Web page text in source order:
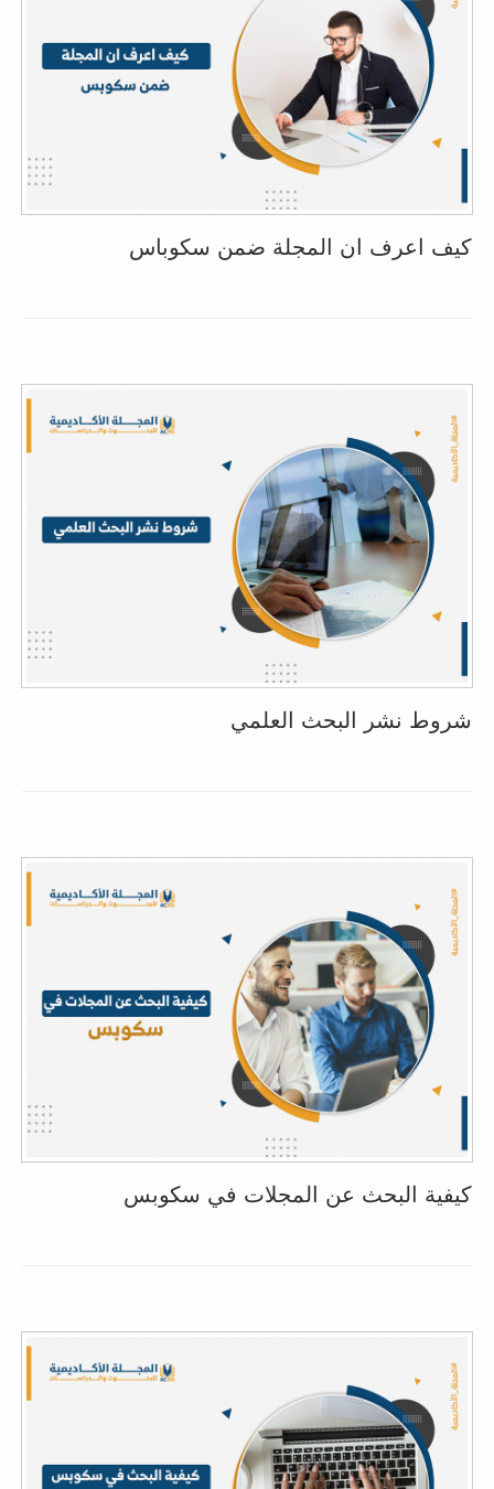
كيف اعرف ان المجلة ضمن سكوباس
شروط نشر البحث العلمي
كيفية البحث عن المجلات في سكوبس